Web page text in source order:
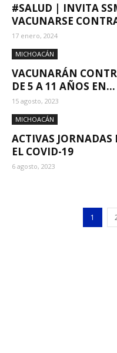
#SALUD | INVITA
VACUNARSE
17 enero, 2024
MICHOACÁN
VACUNARÁN
DE 5 A 11 AÑOS EN...
15 agosto, 2023
MICHOACÁN
ACTIVAS
EL COVID-19
6 agosto, 2023
1